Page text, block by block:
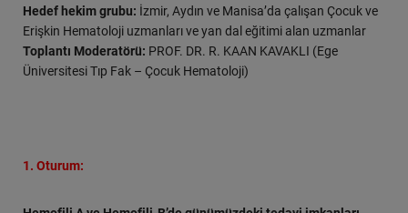
Hedef hekim grubu: İzmir, Aydın ve Manisa’da çalışan Çocuk ve
Erişkin Hematoloji uzmanları ve yan dal eğitimi alan uzmanlar
Toplantı Moderatörü: PROF. DR. R. KAAN KAVAKLI (Ege
Üniversitesi Tıp Fak – Çocuk Hematoloji)
1. Oturum: